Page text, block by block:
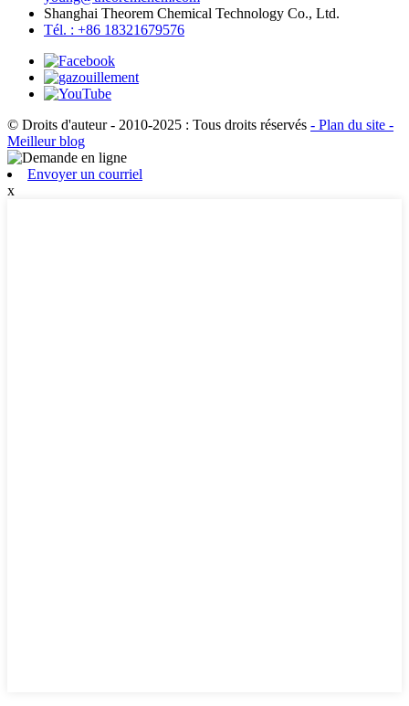
Shanghai Theorem Chemical Technology Co., Ltd.
Tél. : +86 18321679576
© Droits d'auteur - 2010-2025 : Tous droits réservés - Plan du site -
Meilleur blog
Envoyer un courriel
x